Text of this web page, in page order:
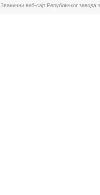
Званични веб-сајт Републичког